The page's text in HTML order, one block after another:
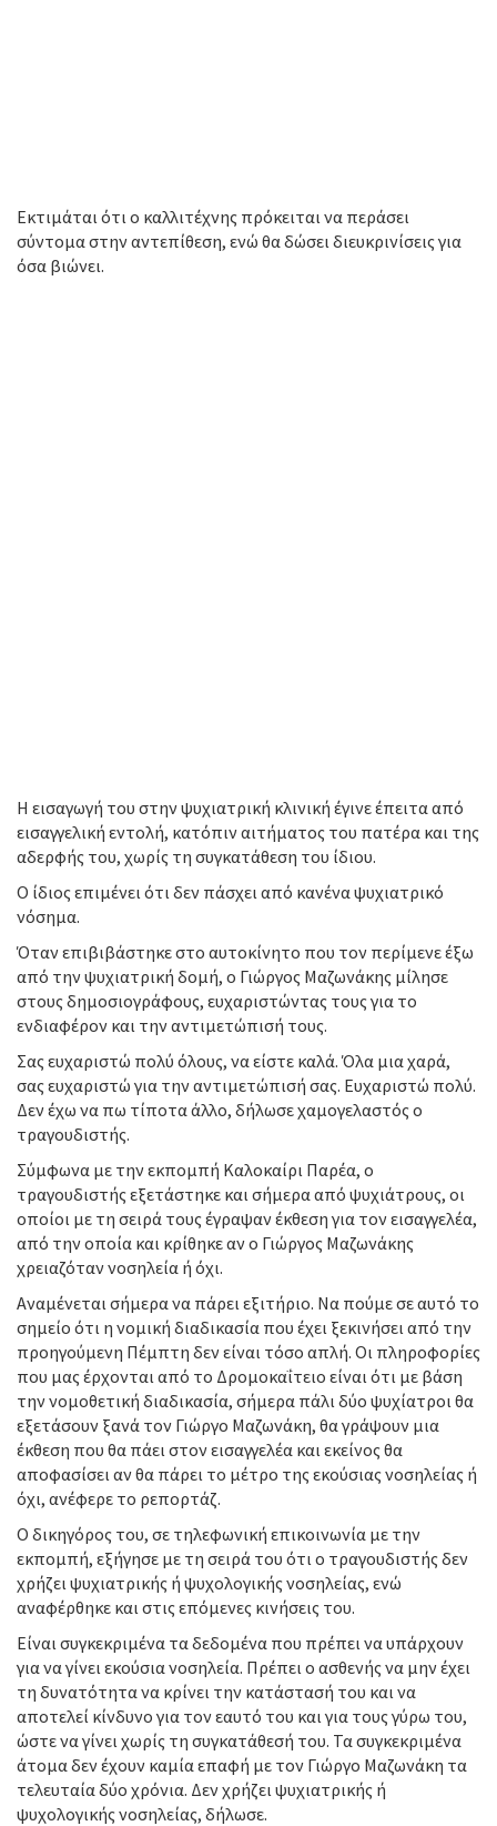
Εκτιμάται ότι ο καλλιτέχνης πρόκειται να περάσει
σύντομα στην αντεπίθεση, ενώ θα δώσει διευκρινίσεις για
όσα βιώνει.
Η εισαγωγή του στην ψυχιατρική κλινική έγινε έπειτα από
εισαγγελική εντολή, κατόπιν αιτήματος του πατέρα και της
αδερφής του, χωρίς τη συγκατάθεση του ίδιου.
Ο ίδιος επιμένει ότι δεν πάσχει από κανένα ψυχιατρικό
νόσημα.
Όταν επιβιβάστηκε στο αυτοκίνητο που τον περίμενε έξω
από την ψυχιατρική δομή, ο Γιώργος Μαζωνάκης μίλησε
στους δημοσιογράφους, ευχαριστώντας τους για το
ενδιαφέρον και την αντιμετώπισή τους.
Σας ευχαριστώ πολύ όλους, να είστε καλά. Όλα μια χαρά,
σας ευχαριστώ για την αντιμετώπισή σας. Ευχαριστώ πολύ.
Δεν έχω να πω τίποτα άλλο, δήλωσε χαμογελαστός ο
τραγουδιστής.
Σύμφωνα με την εκπομπή Καλοκαίρι Παρέα, ο
τραγουδιστής εξετάστηκε και σήμερα από ψυχιάτρους, οι
οποίοι με τη σειρά τους έγραψαν έκθεση για τον εισαγγελέα,
από την οποία και κρίθηκε αν ο Γιώργος Μαζωνάκης
χρειαζόταν νοσηλεία ή όχι.
Αναμένεται σήμερα να πάρει εξιτήριο. Να πούμε σε αυτό το
σημείο ότι η νομική διαδικασία που έχει ξεκινήσει από την
προηγούμενη Πέμπτη δεν είναι τόσο απλή. Οι πληροφορίες
που μας έρχονται από το Δρομοκαΐτειο είναι ότι με βάση
την νομοθετική διαδικασία, σήμερα πάλι δύο ψυχίατροι θα
εξετάσουν ξανά τον Γιώργο Μαζωνάκη, θα γράψουν μια
έκθεση που θα πάει στον εισαγγελέα και εκείνος θα
αποφασίσει αν θα πάρει το μέτρο της εκούσιας νοσηλείας ή
όχι, ανέφερε το ρεπορτάζ.
Ο δικηγόρος του, σε τηλεφωνική επικοινωνία με την
εκπομπή, εξήγησε με τη σειρά του ότι ο τραγουδιστής δεν
χρήζει ψυχιατρικής ή ψυχολογικής νοσηλείας, ενώ
αναφέρθηκε και στις επόμενες κινήσεις του.
Είναι συγκεκριμένα τα δεδομένα που πρέπει να υπάρχουν
για να γίνει εκούσια νοσηλεία. Πρέπει ο ασθενής να μην έχει
τη δυνατότητα να κρίνει την κατάστασή του και να
αποτελεί κίνδυνο για τον εαυτό του και για τους γύρω του,
ώστε να γίνει χωρίς τη συγκατάθεσή του. Τα συγκεκριμένα
άτομα δεν έχουν καμία επαφή με τον Γιώργο Μαζωνάκη τα
τελευταία δύο χρόνια. Δεν χρήζει ψυχιατρικής ή
ψυχολογικής νοσηλείας, δήλωσε.